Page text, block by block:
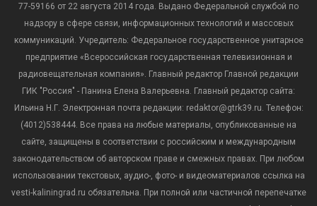
77-59166 от 22 августа 2014 года. Выдано Федеральной службой по
надзору в сфере связи, информационных технологий и массовых
коммуникаций. Учредитель: Федеральное государственное унитарное
предприятие «Всероссийская государственная телевизионная и
радиовещательная компания». Главный редактор Главной редакции
ГИК "Россия" - Панина Елена Валерьевна. Главный редактор сайта:
Ильина Н.Г. Электронная почта редакции: redaktor@gtrk39.ru. Телефон:
(4012)538444. Все права на любые материалы, опубликованные на
сайте, защищены в соответствии с российским и международным
законодательством об авторском праве и смежных правах. При любом
использовании текстовых, аудио-, фото- и видеоматериалов ссылка на
vesti-kaliningrad.ru обязательна. При полной или частичной перепечатке